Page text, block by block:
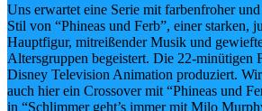
Zweite DER
Relaxed
2026 🦁💛
DER KÖNIG
Uns erwartet eine Serie mit farbenfroher
Stil von “Phineas und Ferb”, einer starken,
Hauptfigur, mitreißender Musik und
Altersgruppen begeistert. Die 22-minütigen
Disney Television Animation produziert.
auch hier ein Crossover mit “Phineas und
in “Schlimmer geht’s immer mit Milo